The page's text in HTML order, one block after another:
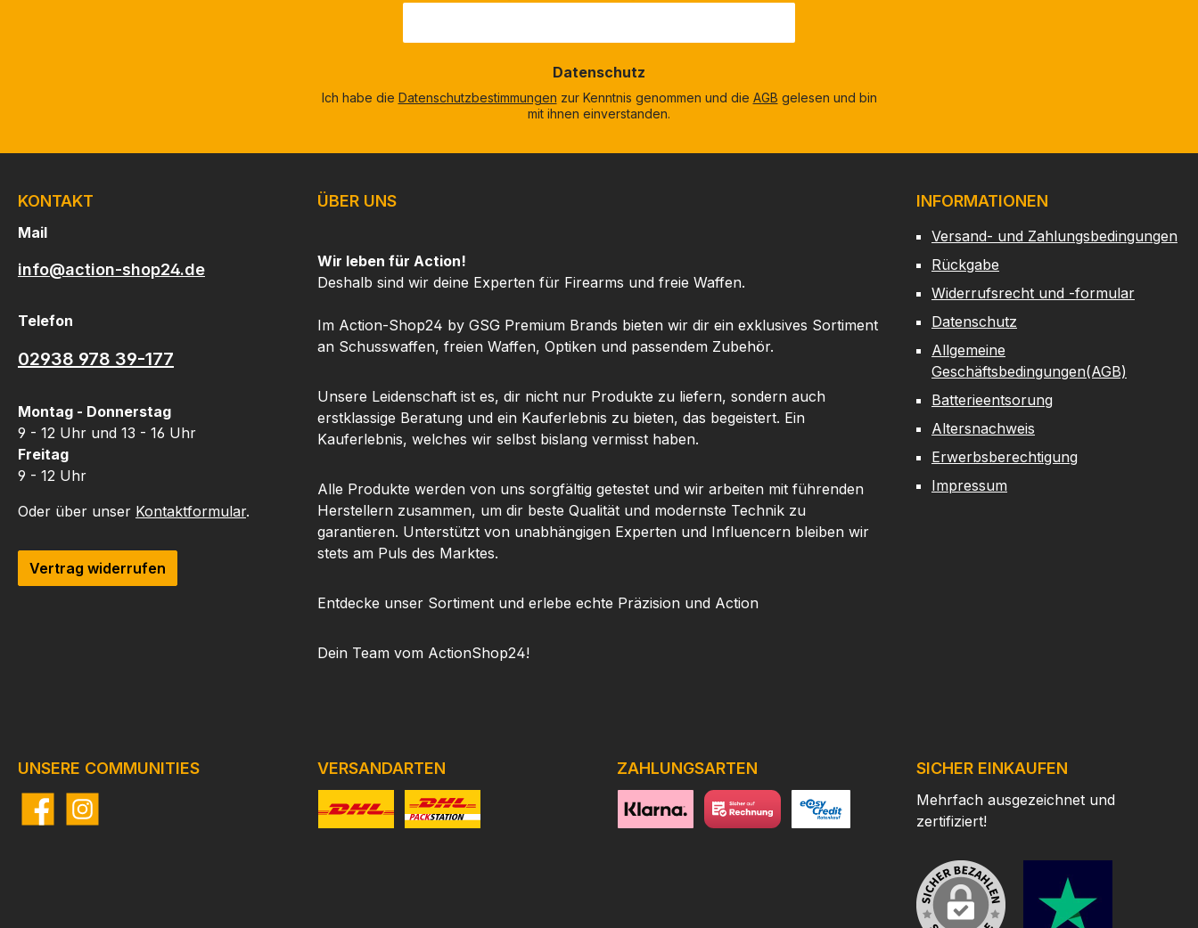
Datenschutz
Ich habe die Datenschutzbestimmungen zur Kenntnis genommen und die AGB gelesen und bin
mit ihnen einverstanden.
ÜBER UNS
Wir leben für Action!
Deshalb sind wir deine Experten für Firearms und freie Waffen.
Im Action-Shop24 by GSG Premium Brands bieten wir dir ein exklusives Sortiment
an Schusswaffen, freien Waffen, Optiken und passendem Zubehör.
Unsere Leidenschaft ist es, dir nicht nur Produkte zu liefern, sondern auch
erstklassige Beratung und ein Kauferlebnis zu bieten, das begeistert. Ein
Kauferlebnis, welches wir selbst bislang vermisst haben.
Alle Produkte werden von uns sorgfältig getestet und wir arbeiten mit führenden
Herstellern zusammen, um dir beste Qualität und modernste Technik zu
garantieren. Unterstützt von unabhängigen Experten und Influencern bleiben wir
stets am Puls des Marktes.
Entdecke unser Sortiment und erlebe echte Präzision und Action
Dein Team vom ActionShop24!
INFORMATIONEN
Versand- und Zahlungsbedingungen
Rückgabe
Widerrufsrecht und -formular
Datenschutz
Allgemeine
Geschäftsbedingungen(AGB)
Batterieentsorung
Altersnachweis
Erwerbsberechtigung
Impressum
KONTAKT
Mail
info@action-shop24.de
Telefon
02938 978 39-177
Montag - Donnerstag
9 - 12 Uhr und 13 - 16 Uhr
Freitag
9 - 12 Uhr
Oder über unser Kontaktformular.
Vertrag widerrufen
UNSERE COMMUNITIES
FacebookInstagram
VERSANDARTEN ZAHLUNGSARTEN SICHER EINKAUFEN
Mehrfach ausgezeichnet und
zertifiziert!